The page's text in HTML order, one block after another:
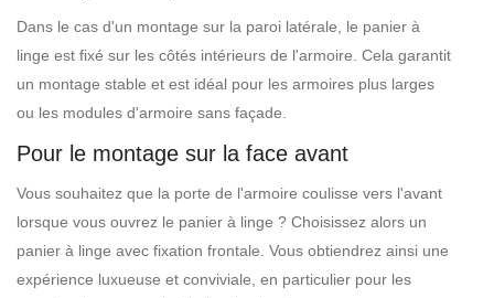
Dans le cas d'un montage sur la paroi latérale, le panier à
linge est fixé sur les côtés intérieurs de l'armoire. Cela garantit
un montage stable et est idéal pour les armoires plus larges
ou les modules d'armoire sans façade.
Pour le montage sur la face avant
Vous souhaitez que la porte de l'armoire coulisse vers l'avant
lorsque vous ouvrez le panier à linge ? Choisissez alors un
panier à linge avec fixation frontale. Vous obtiendrez ainsi une
expérience luxueuse et conviviale, en particulier pour les